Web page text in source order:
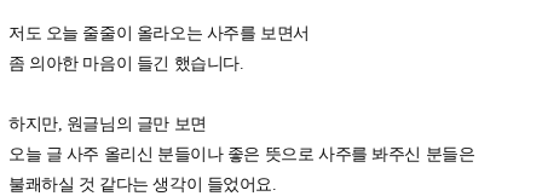
저도 오늘 줄줄이 올라오는 사주를 보면서
좀 의아한 마음이 들긴 했습니다.
하지만, 원글님의 글만 보면
오늘 글 사주 올리신 분들이나 좋은 뜻으로 사주를 봐주신 분들은
불쾌하실 것 같다는 생각이 들었어요.